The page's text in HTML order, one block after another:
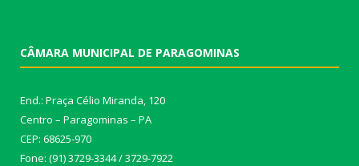
CÂMARA MUNICIPAL DE PARAGOMINAS
End.: Praça Célio Miranda, 120
Centro – Paragominas – PA
CEP: 68625-970
Fone: (91) 3729-3344 / 3729-7922